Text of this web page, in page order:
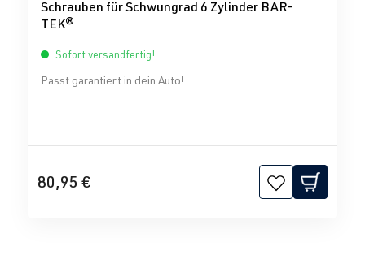
Schrauben für Schwungrad 6 Zylinder BAR-
TEK®
Sofort versandfertig!
Passt garantiert in dein Auto!
80,95 €